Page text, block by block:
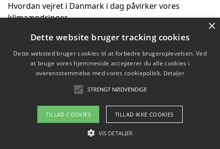
Hvordan vejret i Danmark i dag påvirker vores
klimaændringer
Hvordan klimaændringer påvirker danske unges
gaveønsker
Om / kontakt
Blog Betingelser
×
Dette website bruger tracking cookies
Dette websted bruger cookies til at forbedre brugeroplevelsen. Ved
at bruge vores hjemmeside accepterer du alle cookies i
overensstemmelse med vores cookiepolitik. Detaljer
STRENGT NØDVENDIGE
TILLAD COOKIES TILLAD IKKE COOKIES
VIS DETALJER